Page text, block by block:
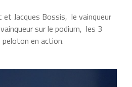
et Jacques Bossis, le vainqueur
sur le podium, les 3
du peloton en action.